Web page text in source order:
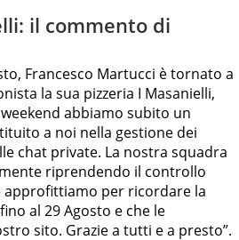
il commento di
Francesco Martucci è tornato a
la sua pizzeria I Masanielli,
abbiamo subito un
a noi nella gestione dei
chat private. La nostra squadra
riprendendo il controllo
approfittiamo per ricordare la
al 29 Agosto e che le
sito. Grazie a tutti e a presto”.